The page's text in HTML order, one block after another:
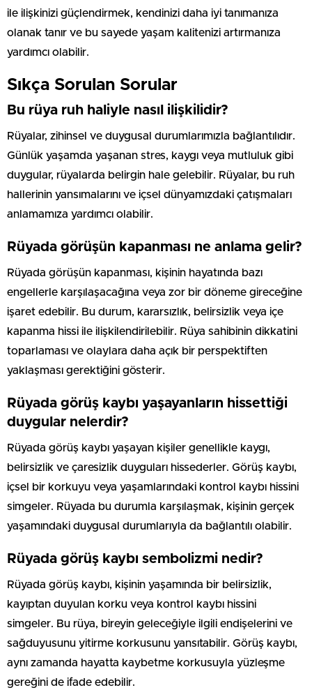
ile ilişkinizi güçlendirmek, kendinizi daha iyi tanımanıza
olanak tanır ve bu sayede yaşam kalitenizi artırmanıza
yardımcı olabilir.
Sıkça Sorulan Sorular
Bu rüya ruh haliyle nasıl ilişkilidir?
Rüyalar, zihinsel ve duygusal durumlarımızla bağlantılıdır.
Günlük yaşamda yaşanan stres, kaygı veya mutluluk gibi
duygular, rüyalarda belirgin hale gelebilir. Rüyalar, bu ruh
hallerinin yansımalarını ve içsel dünyamızdaki çatışmaları
anlamamıza yardımcı olabilir.
Rüyada görüşün kapanması ne anlama gelir?
Rüyada görüşün kapanması, kişinin hayatında bazı
engellerle karşılaşacağına veya zor bir döneme gireceğine
işaret edebilir. Bu durum, kararsızlık, belirsizlik veya içe
kapanma hissi ile ilişkilendirilebilir. Rüya sahibinin dikkatini
toparlaması ve olaylara daha açık bir perspektiften
yaklaşması gerektiğini gösterir.
Rüyada görüş kaybı yaşayanların hissettiği
duygular nelerdir?
Rüyada görüş kaybı yaşayan kişiler genellikle kaygı,
belirsizlik ve çaresizlik duyguları hissederler. Görüş kaybı,
içsel bir korkuyu veya yaşamlarındaki kontrol kaybı hissini
simgeler. Rüyada bu durumla karşılaşmak, kişinin gerçek
yaşamındaki duygusal durumlarıyla da bağlantılı olabilir.
Rüyada görüş kaybı sembolizmi nedir?
Rüyada görüş kaybı, kişinin yaşamında bir belirsizlik,
kayıptan duyulan korku veya kontrol kaybı hissini
simgeler. Bu rüya, bireyin geleceğiyle ilgili endişelerini ve
sağduyusunu yitirme korkusunu yansıtabilir. Görüş kaybı,
aynı zamanda hayatta kaybetme korkusuyla yüzleşme
gereğini de ifade edebilir.